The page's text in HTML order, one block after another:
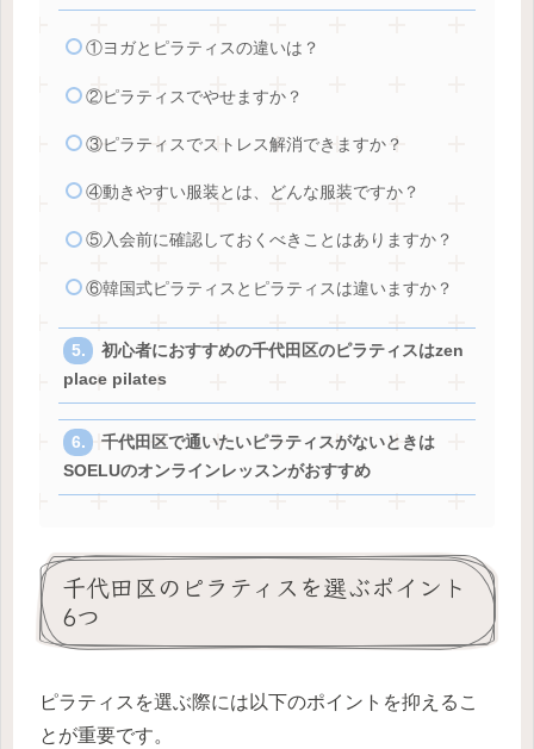
①ヨガとピラティスの違いは？
②ピラティスでやせますか？
③ピラティスでストレス解消できますか？
④動きやすい服装とは、どんな服装ですか？
⑤入会前に確認しておくべきことはありますか？
⑥韓国式ピラティスとピラティスは違いますか？
初心者におすすめの千代田区のピラティスはzen
place pilates
千代田区で通いたいピラティスがないときは
SOELUのオンラインレッスンがおすすめ
千代田区のピラティスを選ぶポイント
6つ
ピラティスを選ぶ際には以下のポイントを抑えるこ
とが重要です。